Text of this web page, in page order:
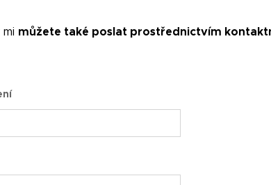
můžete také poslat prostřednictvím